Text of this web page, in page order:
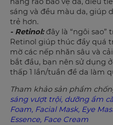
sáng và đều màu da, giúp
trẻ hơn.
- Retinol: đây là “ngôi sao”
Retinol giúp thúc đẩy quá
mờ các nếp nhăn sâu và
bắt đầu, bạn nên sử dụng
thấp 1 lần/tuần để da làm
Tham khảo sản phẩm
sáng vượt trội, dưỡng ẩm
Foam, Facial Mask, Eye
Essence, Face Cream